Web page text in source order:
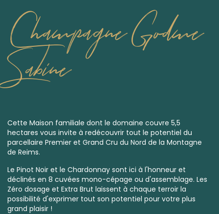
Champagne Godme
Sabine
Cette Maison familiale dont le domaine couvre 5,5
hectares vous invite à redécouvrir tout le potentiel du
parcellaire Premier et Grand Cru du Nord de la Montagne
de Reims.
Le Pinot Noir et le Chardonnay sont ici à l'honneur et
déclinés en 8 cuvées mono-cépage ou d'assemblage. Les
Zéro dosage et Extra Brut laissent à chaque terroir la
possibilité d'exprimer tout son potentiel pour votre plus
grand plaisir !